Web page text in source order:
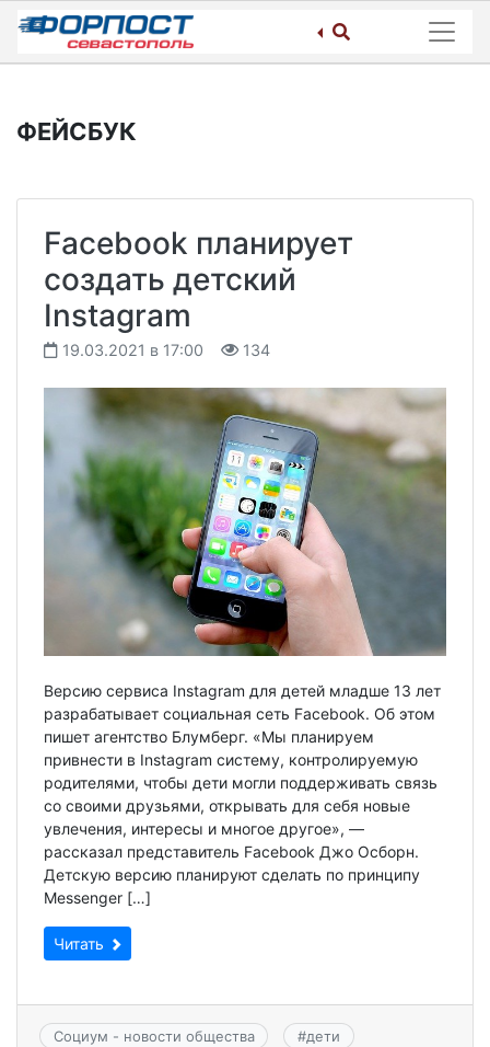
Skip
content
ФЕЙСБУК
Facebook планирует
создать детский
Instagram
19.03.2021 в 17:00 134
Версию сервиса Instagram для детей младше 13 лет
разрабатывает социальная сеть Facebook. Об этом
пишет агентство Блумберг. «Мы планируем
привнести в Instagram систему, контролируемую
родителями, чтобы дети могли поддерживать связь
со своими друзьями, открывать для себя новые
увлечения, интересы и многое другое», —
рассказал представитель Facebook Джо Осборн.
Детскую версию планируют сделать по принципу
Messenger […]
Читать
Социум - новости общества #дети